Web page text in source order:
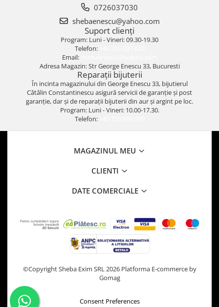
0726037030
shebaenescu@yahoo.com
Suport clienți
Program: Luni - Vineri: 09.30-19.30
Telefon:
Email:
Adresa Magazin: Str George Enescu 33, Bucuresti
Reparații bijuterii
În incinta magazinului din George Enescu 33, bijutierul
Cătălin Constantinescu asigură servicii de garanție și post
garanție, dar și de reparații bijuterii din aur și argint pe loc.
Program: Luni - Vineri: 10.00-17.30.
Telefon:
MAGAZINUL MEU
CLIENTI
DATE COMERCIALE
©Copyright Sheba Exim SRL 2026 Platforma E-commerce by
Gomag
Consent Preferences